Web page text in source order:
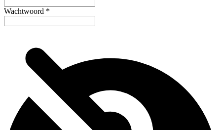
Wachtwoord *